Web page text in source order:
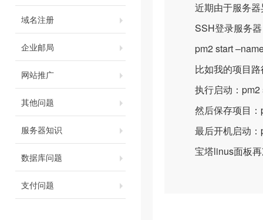
域名注册
企业邮局
网站推广
其他问题
服务器知识
数据库问题
支付问题
近期由于服务器
SSH登录服务器
pm2 start –name
比如我的项目路
执行启动：pm2
然后保存项目：
最后开机启动：
宝塔linus面板再